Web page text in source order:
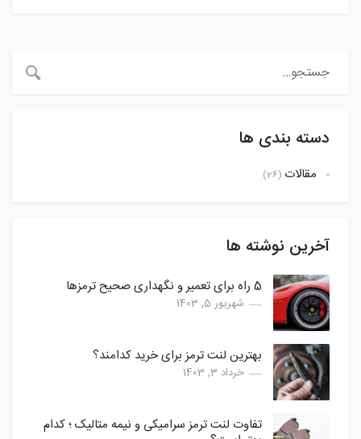
دسته بندی ها
مقالات (26)
آخرین نوشته ها
5 راه برای تعمیر و نگهداری صحیح ترمزها
شهریور 5, 1403
بهترین لنت ترمز برای خرید کدامند؟
خرداد 3, 1403
تفاوت لنت ترمز سرامیکی و نیمه متالیک ؛ کدام